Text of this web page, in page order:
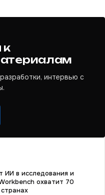
к
интервью с
ИИ в исследования и
охватит 70